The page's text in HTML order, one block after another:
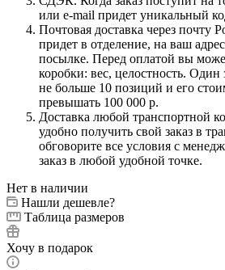
или e-mail придет уникальный
Почтовая доставка через почту
придет в отделение, на ваш
посылке. Перед оплатой вы
коробки: вес, целостность. Один
не больше 10 позиций и его
превышать 100 000 р.
Доставка любой транспортной
удобно получить свой заказ в
обговорите все условия с
заказ в любой удобной точке.
Нет в наличии
Нашли дешевле?
Таблица размеров
Хочу в подарок